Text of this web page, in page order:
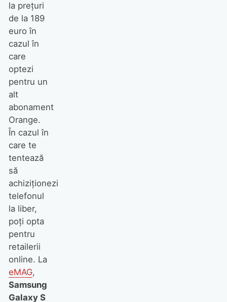
la preţuri
de la 189
euro în
cazul în
care
optezi
pentru un
alt
abonament
Orange.
În cazul în
care te
tentează
să
achiziţionezi
telefonul
la liber,
poţi opta
pentru
retailerii
online. La
eMAG,
Samsung
Galaxy S